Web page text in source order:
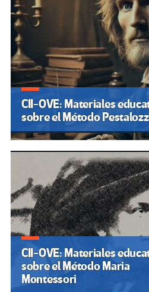
CII-OVE: Materiales
sobre el Método
CII-OVE: Materiales
sobre el Método Maria
Montessori